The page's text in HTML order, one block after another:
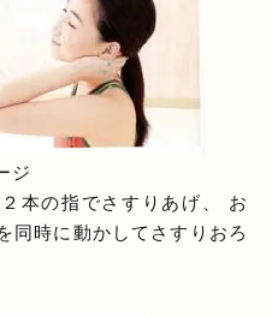
ジ
本の指でさすりあげ、 お
同時に動かしてさすりおろ